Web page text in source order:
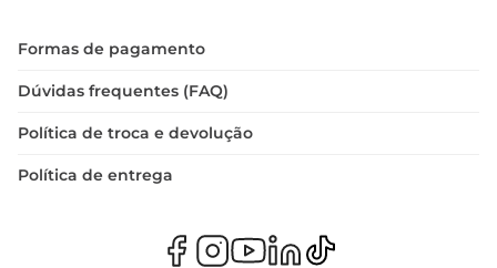
Formas de pagamento
Dúvidas frequentes (FAQ)
Política de troca e devolução
Política de entrega